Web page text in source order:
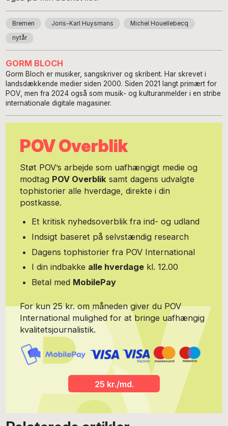
Bremen Joris-Karl Huysmans Michel Houellebecq
nytår
GORM BLOCH
Gorm Bloch er musiker, sangskriver og skribent. Har skrevet i
landsdækkende medier siden 2000. Siden 2021 langt primært for
POV, men fra 2024 også som musik- og kulturanmelder i en stribe
internationale digitale magasiner.
POV Overblik
Støt POV’s arbejde som uafhængigt medie og
modtag POV Overbliksamt dagens udvalgte
tophistorier alle hverdage, direkte i din
postkasse.
Et kritisk nyhedsoverblik fra ind- og udland
Indsigt baseret på selvstændig research
Dagens tophistorier fra POV International
I din indbakke alle hverdage kl. 12.00
Betal med MobilePay
For kun 25 kr. om måneden giver du POV
International mulighed for at bringe uafhængig
kvalitetsjournalistik.
25 kr./md.